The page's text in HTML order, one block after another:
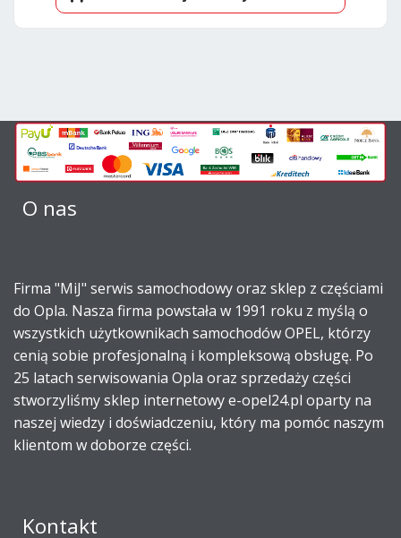
O nas
Firma "MiJ" serwis samochodowy oraz sklep z częściami
do Opla. Nasza firma powstała w 1991 roku z myślą o
wszystkich użytkownikach samochodów OPEL, którzy
cenią sobie profesjonalną i kompleksową obsługę. Po
25 latach serwisowania Opla oraz sprzedaży części
stworzyliśmy sklep internetowy e-opel24.pl oparty na
naszej wiedzy i doświadczeniu, który ma pomóc naszym
klientom w doborze części.
Kontakt